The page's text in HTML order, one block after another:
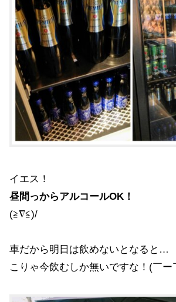
イエス！
昼間っからアルコールOK！
(≧∇≦)/
車だから明日は飲めないとなると…
こりゃ今飲むしか無いですな！(￣ー